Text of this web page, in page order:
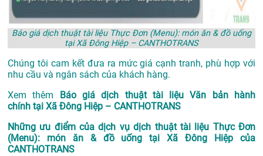
Báo giá dịch thuật tài liệu Thực Đơn (Menu): món ăn & đồ uống
tại Xã Đông Hiệp – CANTHOTRANS
Chúng tôi cam kết đưa ra mức giá cạnh tranh, phù hợp với
nhu cầu và ngân sách của khách hàng.
Xem thêm
Báo giá dịch thuật tài liệu Văn bản hành
chính tại Xã Đông Hiệp – CANTHOTRANS
Những ưu điểm của dịch vụ dịch thuật tài liệu Thực Đơn
(Menu): món ăn & đồ uống tại Xã Đông Hiệp của
CANTHOTRANS